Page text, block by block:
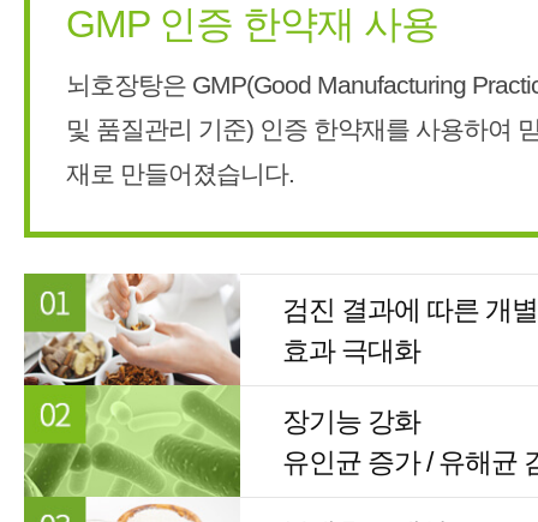
GMP 인증 한약재 사용
뇌호장탕은 GMP(Good Manufacturing
및 품질관리 기준) 인증 한약재를 사용하여
재로 만들어졌습니다.
검진 결과에 따른 개
효과 극대화
장기능 강화
유인균 증가 / 유해균